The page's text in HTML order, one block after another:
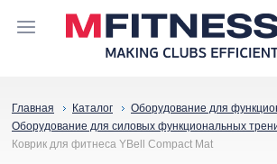
Главная Каталог
Оборудование для
Оборудование для силовых функциональных
Коврик для фитнеса YBell Compact Mat